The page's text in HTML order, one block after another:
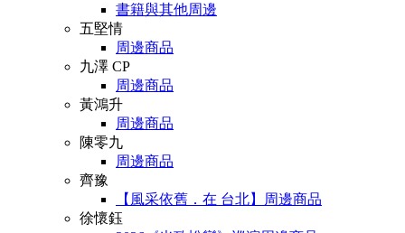
書籍與其他周邊
五堅情
周邊商品
九澤 CP
周邊商品
黃鴻升
周邊商品
陳零九
周邊商品
齊豫
【風采依舊．在 台北】周邊商品
徐懷鈺